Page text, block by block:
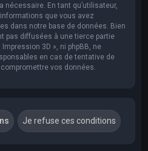
En tant qu’utilisateur,
que vous avez
dans notre base de données. Bien
pas diffusées à une tierce partie
3D », ni phpBB, ne
en cas de tentative de
vos données.